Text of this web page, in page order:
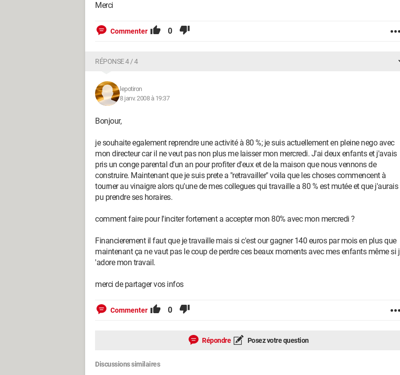
Merci
Commenter 0
RÉPONSE 4 / 4
lepotiron
8 janv. 2008 à 19:37
Bonjour,
je souhaite egalement reprendre une activité à 80 %; je suis actuellement en pleine nego avec
mon directeur car il ne veut pas non plus me laisser mon mercredi. J'ai deux enfants et j'avais
pris un conge parental d'un an pour profiter d'eux et de la maison que nous vennons de
construire. Maintenant que je suis prete a "retravailler" voila que les choses commencent à
tourner au vinaigre alors qu'une de mes collegues qui travaille a 80 % est mutée et que j'aurais
pu prendre ses horaires.
comment faire pour l'inciter fortement a accepter mon 80% avec mon mercredi ?
Financierement il faut que je travaille mais si c'est our gagner 140 euros par mois en plus que
maintenant ça ne vaut pas le coup de perdre ces beaux moments avec mes enfants même si j
'adore mon travail.
merci de partager vos infos
Commenter 0
Répondre Posez votre question
Discussions similaires